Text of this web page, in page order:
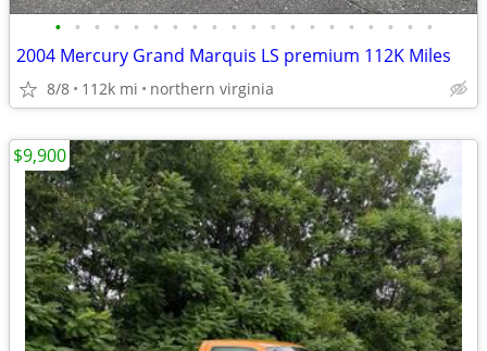
• • • • • • • • • • • • • • • • • • • •
2004 Mercury Grand Marquis LS premium 112K Miles
8/8 112k mi northern virginia
$9,900